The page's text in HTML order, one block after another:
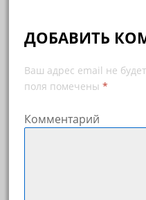
ДОБАВИТЬ
Ваш адрес email не
поля помечены *
Комментарий